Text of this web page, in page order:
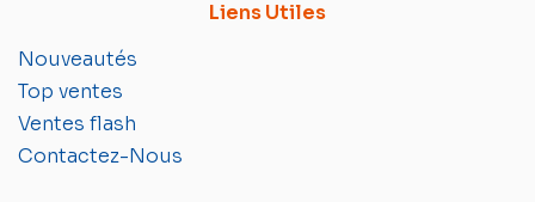
Liens Utiles
Nouveautés
Top ventes
Ventes flash
Contactez-Nous